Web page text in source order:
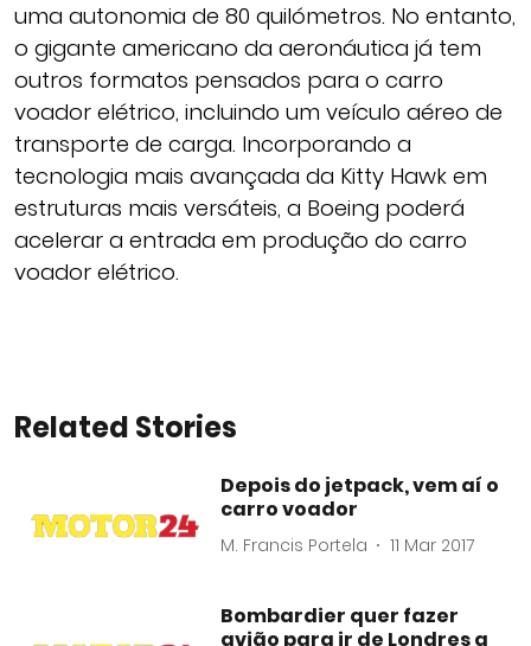
uma autonomia de 80 quilómetros. No entanto,
o gigante americano da aeronáutica já tem
outros formatos pensados para o carro
voador elétrico, incluindo um veículo aéreo de
transporte de carga. Incorporando a
tecnologia mais avançada da Kitty Hawk em
estruturas mais versáteis, a Boeing poderá
acelerar a entrada em produção do carro
voador elétrico.
Related Stories
Depois do jetpack, vem aí o
carro voador
M. Francis Portela 11 Mar 2017
Bombardier quer fazer
avião para ir de Londres a